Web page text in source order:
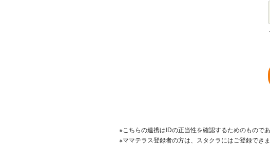
※こちらの連携はIDの正当性を確認するためのもので
※ママテラス登録者の方は、スタクラにはご登録でき